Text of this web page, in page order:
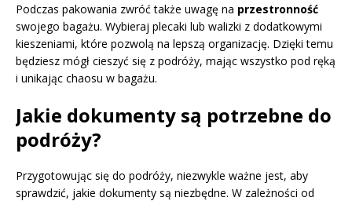
Podczas pakowania zwróć także uwagę na przestronność
swojego bagażu. Wybieraj plecaki lub walizki z dodatkowymi
kieszeniami, które pozwolą na lepszą organizację. Dzięki temu
będziesz mógł cieszyć się z podróży, mając wszystko pod ręką
i unikając chaosu w bagażu.
Jakie dokumenty są potrzebne do
podróży?
Przygotowując się do podróży, niezwykle ważne jest, aby
sprawdzić, jakie dokumenty są niezbędne. W zależności od